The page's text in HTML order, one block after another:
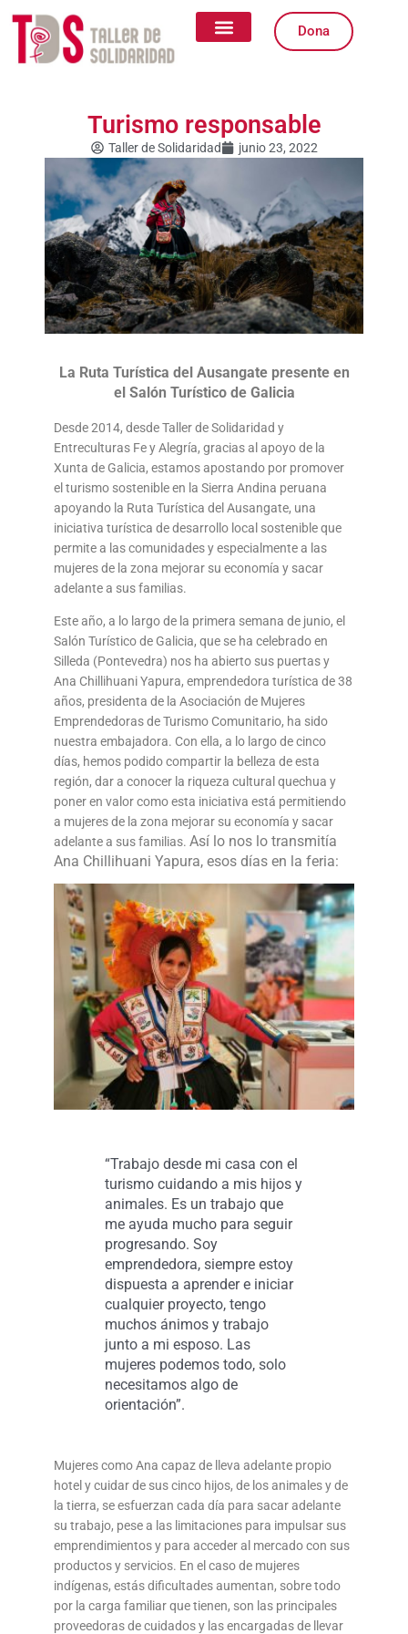
al
contenido
Dona
Turismo responsable
Taller de Solidaridad junio 23, 2022
La Ruta Turística del Ausangate presente en
el Salón Turístico de Galicia
Desde 2014, desde Taller de Solidaridad y
Entreculturas Fe y Alegría, gracias al apoyo de la
Xunta de Galicia, estamos apostando por promover
el turismo sostenible en la Sierra Andina peruana
apoyando la Ruta Turística del Ausangate, una
iniciativa turística de desarrollo local sostenible que
permite a las comunidades y especialmente a las
mujeres de la zona mejorar su economía y sacar
adelante a sus familias.
Este año, a lo largo de la primera semana de junio, el
Salón Turístico de Galicia, que se ha celebrado en
Silleda (Pontevedra) nos ha abierto sus puertas y
Ana Chillihuani Yapura, emprendedora turística de 38
años, presidenta de la Asociación de Mujeres
Emprendedoras de Turismo Comunitario, ha sido
nuestra embajadora. Con ella, a lo largo de cinco
días, hemos podido compartir la belleza de esta
región, dar a conocer la riqueza cultural quechua y
poner en valor como esta iniciativa está permitiendo
a mujeres de la zona mejorar su economía y sacar
adelante a sus familias.Así lo nos lo transmitía
Ana Chillihuani Yapura, esos días en la feria:
“Trabajo desde mi casa con el
turismo cuidando a mis hijos y
animales. Es un trabajo que
me ayuda mucho para seguir
progresando. Soy
emprendedora, siempre estoy
dispuesta a aprender e iniciar
cualquier proyecto, tengo
muchos ánimos y trabajo
junto a mi esposo. Las
mujeres podemos todo, solo
necesitamos algo de
orientación”.
Mujeres como Ana capaz de lleva adelante propio
hotel y cuidar de sus cinco hijos, de los animales y de
la tierra, se esfuerzan cada día para sacar adelante
su trabajo, pese a las limitaciones para impulsar sus
emprendimientos y para acceder al mercado con sus
productos y servicios. En el caso de mujeres
indígenas, estás dificultades aumentan, sobre todo
por la carga familiar que tienen, son las principales
proveedoras de cuidados y las encargadas de llevar